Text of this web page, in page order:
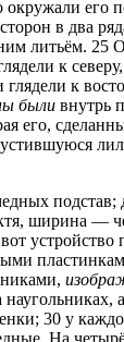
его
в два
литьём. 25
к
к
были внутрь
его,
подстав;
ширина —
устройство
30 у
На